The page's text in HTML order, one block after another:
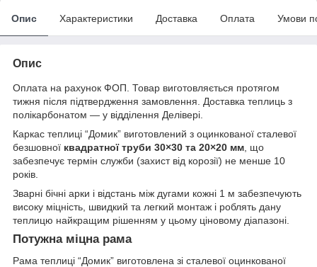
Опис Характеристики Доставка Оплата Умови
Опис
Оплата на рахунок ФОП. Товар виготовляється протягом
тижня після підтвердження замовлення. Доставка теплиць з
полікарбонатом — у відділення Делівері.
Каркас теплиці “Домик” виготовлений з оцинкованої сталевої
безшовної квадратної труби 30×30 та 20×20 мм , що
забезпечує термін служби (захист від корозії) не менше 10
років.
Зварні бічні арки і відстань між дугами кожні 1 м забезпечують
високу міцність, швидкий та легкий монтаж і роблять дану
теплицю найкращим рішенням у цьому ціновому діапазоні.
Потужна міцна рама
Рама теплиці “Домик” виготовлена зі сталевої оцинкованої